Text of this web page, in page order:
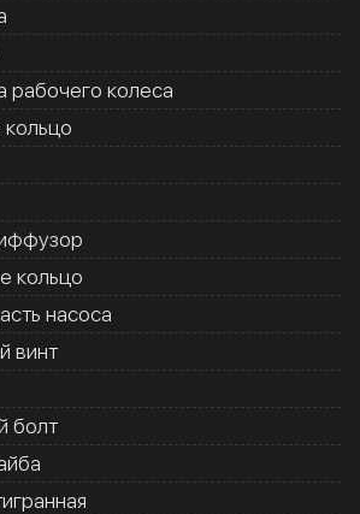
рабочего колеса
кольцо
насоса
винт
болт